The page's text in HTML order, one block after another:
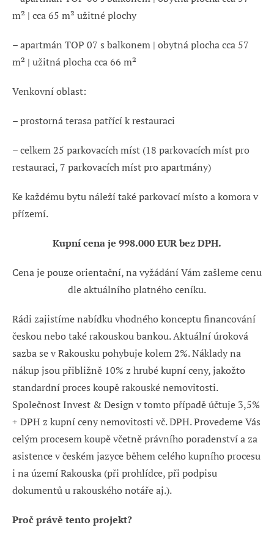
m² | cca 65 m² užitné plochy
– apartmán TOP 07 s balkonem | obytná plocha cca 57
m² | užitná plocha cca 66 m²
Venkovní oblast:
– prostorná terasa patřící k restauraci
– celkem 25 parkovacích míst (18 parkovacích míst pro
restauraci, 7 parkovacích míst pro apartmány)
Ke každému bytu náleží také parkovací místo a komora v
přízemí.
Kupní cena je 998.000 EUR bez DPH.
Cena je pouze orientační, na vyžádání Vám zašleme cenu
dle aktuálního platného ceníku.
Rádi zajistíme nabídku vhodného konceptu financování
českou nebo také rakouskou bankou. Aktuální úroková
sazba se v Rakousku pohybuje kolem 2%. Náklady na
nákup jsou přibližně 10% z hrubé kupní ceny, jakožto
standardní proces koupě rakouské nemovitosti.
Společnost Invest & Design v tomto případě účtuje 3,5%
+ DPH z kupní ceny nemovitosti vč. DPH. Provedeme Vás
celým procesem koupě včetně právního poradenství a za
asistence v českém jazyce během celého kupního procesu
i na území Rakouska (při prohlídce, při podpisu
dokumentů u rakouského notáře aj.).
Proč právě tento projekt?